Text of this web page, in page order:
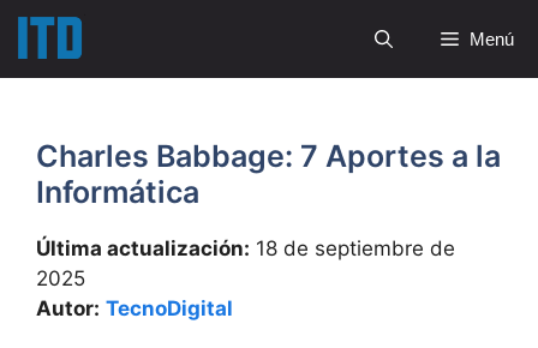
Saltar
contenido
Menú
Charles Babbage: 7 Aportes a la
Informática
Última actualización: 18 de septiembre de
2025
Autor: TecnoDigital